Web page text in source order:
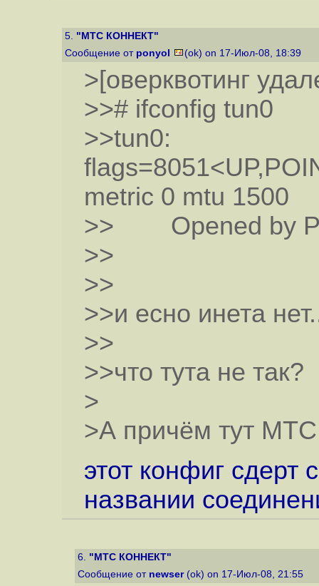
5. "МТС КОННЕКТ"
Сообщение от ponyol (ok) on 17-Июл-08, 18:39
>[оверквотинг
>># ifconfig tun0
>>tun0:
metric 0 mtu 1500
>> Opened by
>>
>>
>>и есно инета
>>
>>что тута не так?
>
>А причём тут
этот конфиг сдерт
названии
6. "МТС КОННЕКТ"
Сообщение от newser(ok) on 17-Июл-08, 21:55